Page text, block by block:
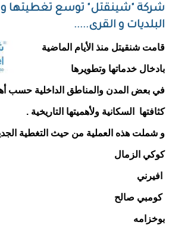
شركة "شينقتل" توسع تغطيتها
البلديات و القرى.....
قامت شنقيتل منذ الأيام الماضية
بادخال خدماتها وتطويرها
في بعض المدن والمناطق الداخلية حسب
كثافتها السكانية ولأهميتها التاريخية .
و شملت هذه العملية من حيث التغطية
كوكي الزمال
افيرني
كومبي صالح
بوخزامه